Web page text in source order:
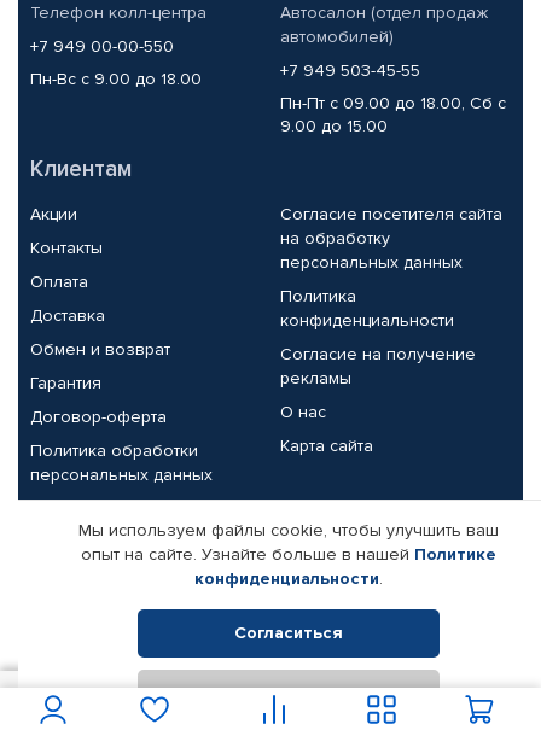
Телефон колл-центра
+7 949 00-00-550
Пн-Вс с 9.00 до 18.00
Автосалон (отдел продаж
автомобилей)
+7 949 503-45-55
Пн-Пт с 09.00 до 18.00, Сб с
9.00 до 15.00
Клиентам
Акции
Контакты
Оплата
Доставка
Обмен и возврат
Гарантия
Договор-оферта
Политика обработки
персональных данных
Согласие посетителя сайта
на обработку
персональных данных
Политика
конфиденциальности
Согласие на получение
рекламы
О нас
Карта сайта
Партнерам
Корпоративным клиентам
Поставщикам
Реквизиты компании
© КАМАЗ ЦЕНТР ДОНЕЦК, 2015-2026. Все права защищены.
Интернет-магазин автомобильных товаров Автопрофи.
Мы используем файлы cookie, чтобы улучшить ваш
опыт на сайте. Узнайте больше в нашей Политике
конфиденциальности.
Согласиться
Отклонить
В корзину